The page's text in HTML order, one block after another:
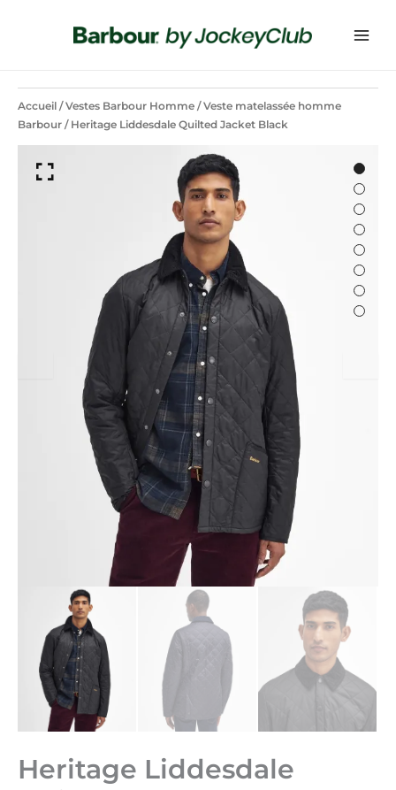
Accueil /Vestes Barbour Homme /Veste matelassée homme
Barbour / Heritage Liddesdale Quilted Jacket Black
Heritage Liddesdale